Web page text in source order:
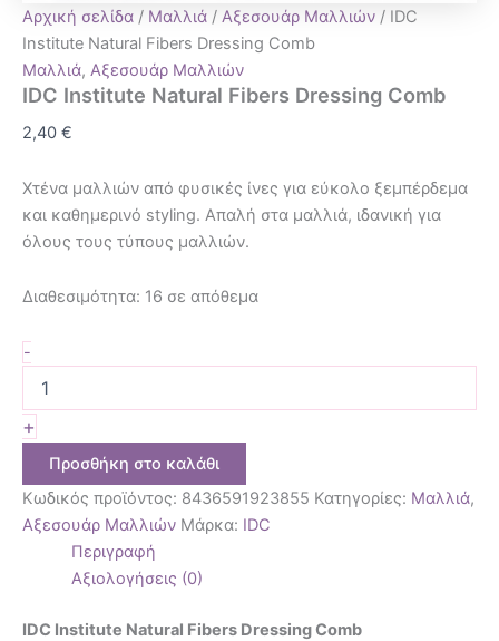
Αρχική σελίδα / Μαλλιά / Αξεσουάρ Μαλλιών / IDC
Institute Natural Fibers Dressing Comb
Μαλλιά, Αξεσουάρ Μαλλιών
IDC Institute Natural Fibers Dressing Comb
2,40 €
Χτένα μαλλιών από φυσικές ίνες για εύκολο ξεμπέρδεμα
και καθημερινό styling. Απαλή στα μαλλιά, ιδανική για
όλους τους τύπους μαλλιών.
Διαθεσιμότητα: 16 σε απόθεμα
-
+
Προσθήκη στο καλάθι
Κωδικός προϊόντος: 8436591923855 Κατηγορίες: Μαλλιά,
Αξεσουάρ Μαλλιών Μάρκα: IDC
Περιγραφή
Αξιολογήσεις (0)
IDC Institute Natural Fibers Dressing Comb